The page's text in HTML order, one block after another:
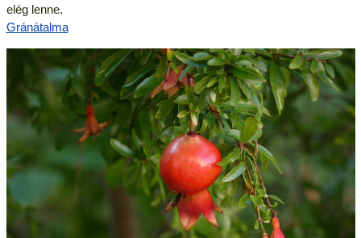
elég lenne.
Gránátalma